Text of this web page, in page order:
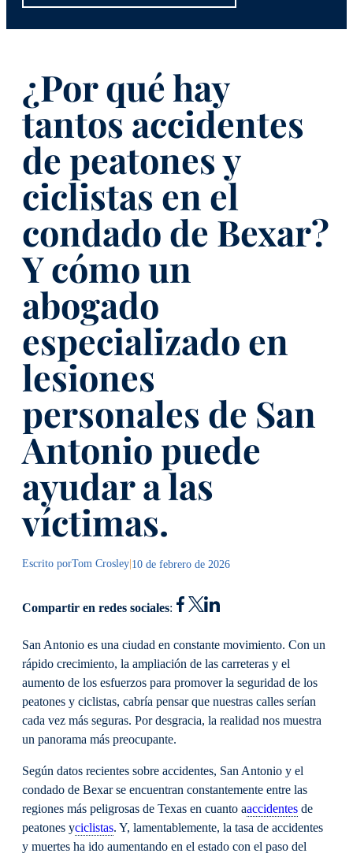
¿Por qué hay
tantos accidentes
de peatones y
ciclistas en el
condado de Bexar?
Y cómo un
abogado
especializado en
lesiones
personales de San
Antonio puede
ayudar a las
víctimas.
Escrito porTom Crosley|10 de febrero de 2026
Compartir en redes sociales:
San Antonio es una ciudad en constante movimiento. Con un
rápido crecimiento, la ampliación de las carreteras y el
aumento de los esfuerzos para promover la seguridad de los
peatones y ciclistas, cabría pensar que nuestras calles serían
cada vez más seguras. Por desgracia, la realidad nos muestra
un panorama más preocupante.
Según datos recientes sobre accidentes, San Antonio y el
condado de Bexar se encuentran constantemente entre las
regiones más peligrosas de Texas en cuanto aaccidentes de
peatones yciclistas. Y, lamentablemente, la tasa de accidentes
y muertes ha ido aumentando en el estado con el paso del